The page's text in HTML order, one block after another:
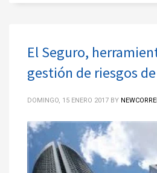
El Seguro,
gestión de riesgos
DOMINGO, 15 ENERO 2017 BY